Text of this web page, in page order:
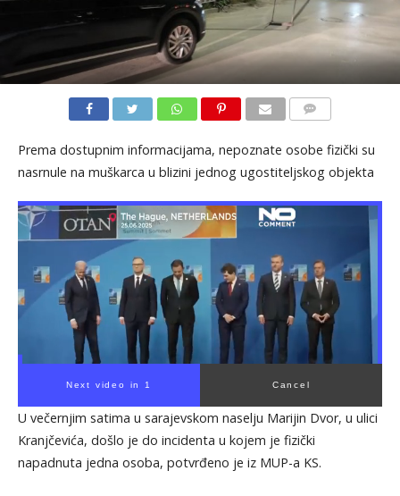
Prema dostupnim informacijama, nepoznate osobe fizički su
nasrnule na muškarca u blizini jednog ugostiteljskog objekta
Next video in 1 Cancel
U večernjim satima u sarajevskom naselju Marijin Dvor, u ulici
Kranjčevića, došlo je do incidenta u kojem je fizički
napadnuta jedna osoba, potvrđeno je iz MUP-a KS.